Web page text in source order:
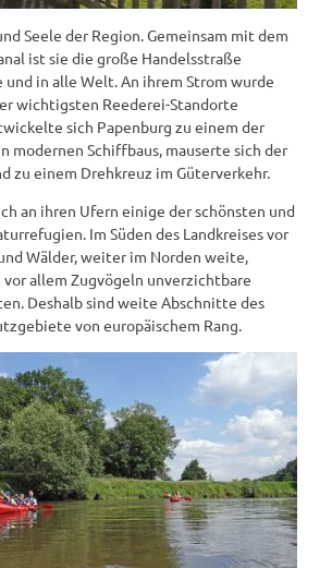
Seele der Region. Gemeinsam mit dem
ist sie die große Handelsstraße
und in alle Welt. An ihrem Strom wurde
wichtigsten Reederei-Standorte
sich Papenburg zu einem der
modernen Schiffbaus, mauserte sich der
zu einem Drehkreuz im Güterverkehr.
an ihren Ufern einige der schönsten und
Im Süden des Landkreises vor
Wälder, weiter im Norden weite,
allem Zugvögeln unverzichtbare
Deshalb sind weite Abschnitte des
von europäischem Rang.